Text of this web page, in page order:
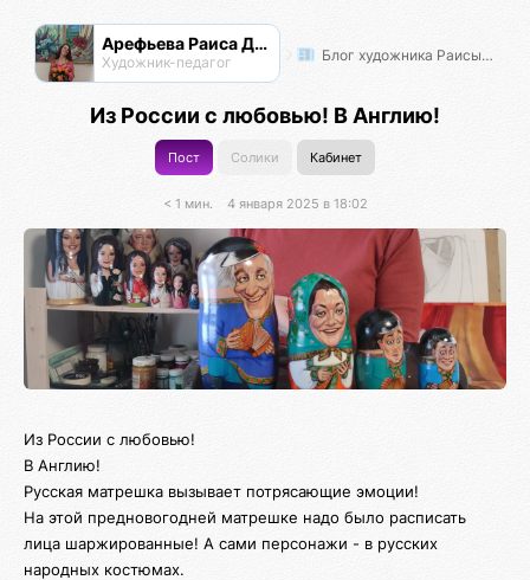
Арефьева Раиса Дмитриевна
Художник-педагог Блог художника Раисы Арефьевой
Из России с любовью! В Англию!
Пост Солики Кабинет
< 1 мин. 4 января 2025 в 18:02
Из России с любовью!
В Англию!
Русская матрешка вызывает потрясающие эмоции!
На этой предновогодней матрешке надо было расписать
лица шаржированные! А сами персонажи - в русских
народных костюмах.